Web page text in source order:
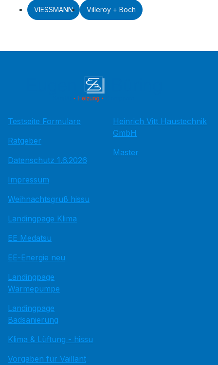
VIESSMANN Villeroy + Boch
Testseite Formulare
Ratgeber
Datenschutz 1.6.2026
Impressum
Weihnachtsgruß hissu
Landingpage Klima
EE Medatsu
EE-Energie neu
Landingpage
Wärmepumpe
Landingpage
Badsanierung
Klima & Lüftung - hissu
Vorgaben für Vaillant
Heinrich Vitt Haustechnik
GmbH
Master